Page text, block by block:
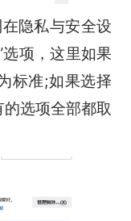
隐私与安全设
项，这里如果
标准;如果选择
选项全部都取